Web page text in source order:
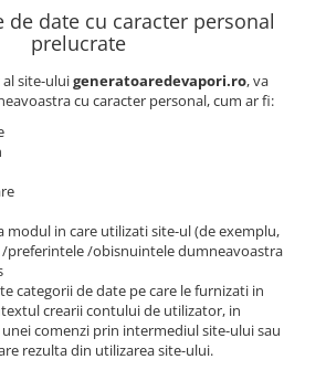
de date cu caracter personal
prelucrate
site-uluigeneratoaredevapori.ro, va
cu caracter personal, cum ar fi:
modul in care utilizati site-ul (de exemplu,
/obisnuintele dumneavoastra
categorii de date pe care le furnizati in
crearii contului de utilizator, in
comenzi prin intermediul site-ului sau
rezulta din utilizarea site-ului.